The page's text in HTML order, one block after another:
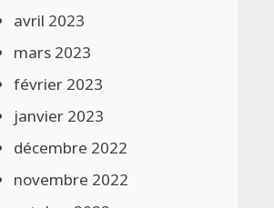
avril 2023
mars 2023
février 2023
janvier 2023
décembre 2022
novembre 2022